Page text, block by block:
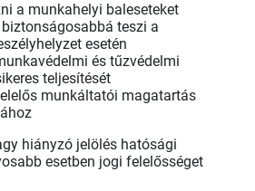
a munkahelyi baleseteket
teszi a
esetén
és tűzvédelmi
teljesítését
munkáltatói magatartás
hiányzó jelölés hatósági
esetben jogi felelősséget